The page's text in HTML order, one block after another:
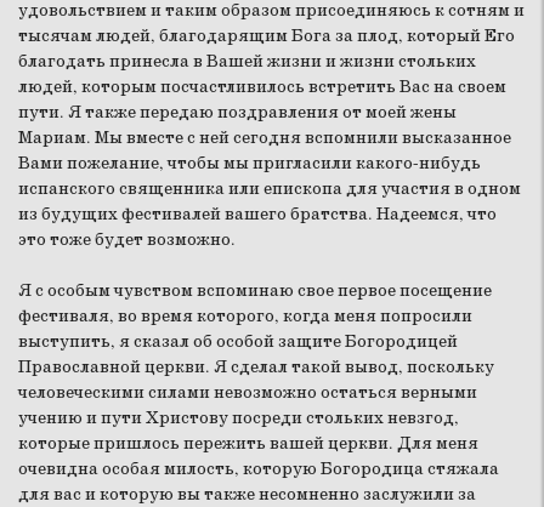
удовольствием и таким образом присоединяюсь к сотням и
тысячам людей, благодарящим Бога за плод, который Его
благодать принесла в Вашей жизни и жизни стольких
людей, которым посчастливилось встретить Вас на своем
пути. Я также передаю поздравления от моей жены
Мариам. Мы вместе с ней сегодня вспомнили высказанное
Вами пожелание, чтобы мы пригласили какого-нибудь
испанского священника или епископа для участия в одном
из будущих фестивалей вашего братства. Надеемся, что
это тоже будет возможно.
Я с особым чувством вспоминаю свое первое посещение
фестиваля, во время которого, когда меня попросили
выступить, я сказал об особой защите Богородицей
Православной церкви. Я сделал такой вывод, поскольку
человеческими силами невозможно остаться верными
учению и пути Христову посреди стольких невзгод,
которые пришлось пережить вашей церкви. Для меня
очевидна особая милость, которую Богородица стяжала
для вас и которую вы также несомненно заслужили за